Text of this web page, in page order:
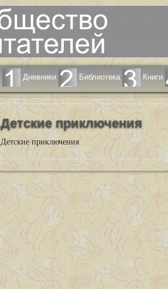
Дневники Библиотека Книги
Детские приключения
Детские приключения